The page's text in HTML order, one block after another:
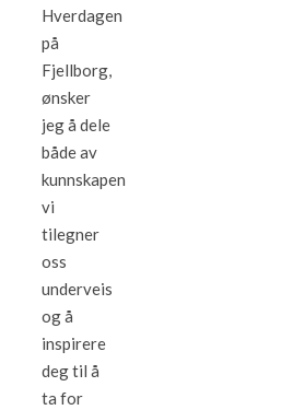
Hverdagen
på
Fjellborg,
ønsker
jeg å dele
både av
kunnskapen
vi
tilegner
oss
underveis
og å
inspirere
deg til å
ta for